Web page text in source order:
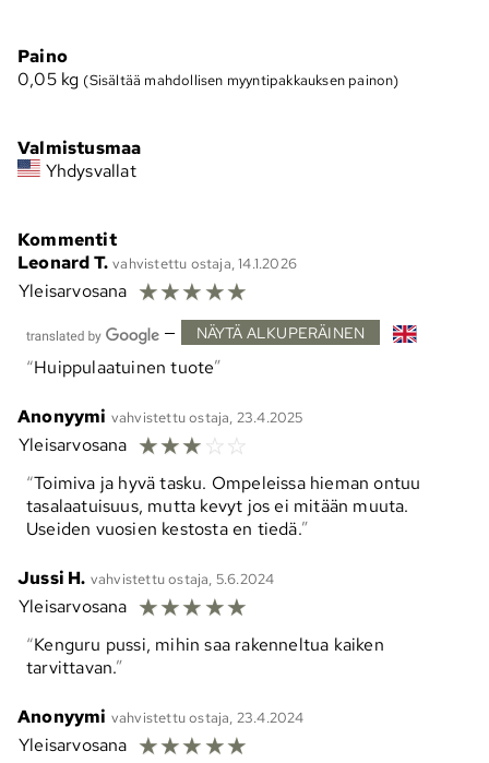
Paino
0,05 kg (Sisältää mahdollisen myyntipakkauksen painon)
Valmistusmaa
Yhdysvallat
Kommentit
Leonard T. vahvistettu ostaja, 14.1.2026
Yleisarvosana ☆☆☆☆☆
— NÄYTÄ ALKUPERÄINEN
Huippulaatuinen tuote
Anonyymi vahvistettu ostaja, 23.4.2025
Yleisarvosana ☆☆☆☆ ☆
Toimiva ja hyvä tasku. Ompeleissa hieman ontuu
tasalaatuisuus, mutta kevyt jos ei mitään muuta.
Useiden vuosien kestosta en tiedä.
Jussi H. vahvistettu ostaja, 5.6.2024
Yleisarvosana ☆☆☆☆☆
Kenguru pussi, mihin saa rakenneltua kaiken
tarvittavan.
Anonyymi vahvistettu ostaja, 23.4.2024
Yleisarvosana ☆☆☆☆☆